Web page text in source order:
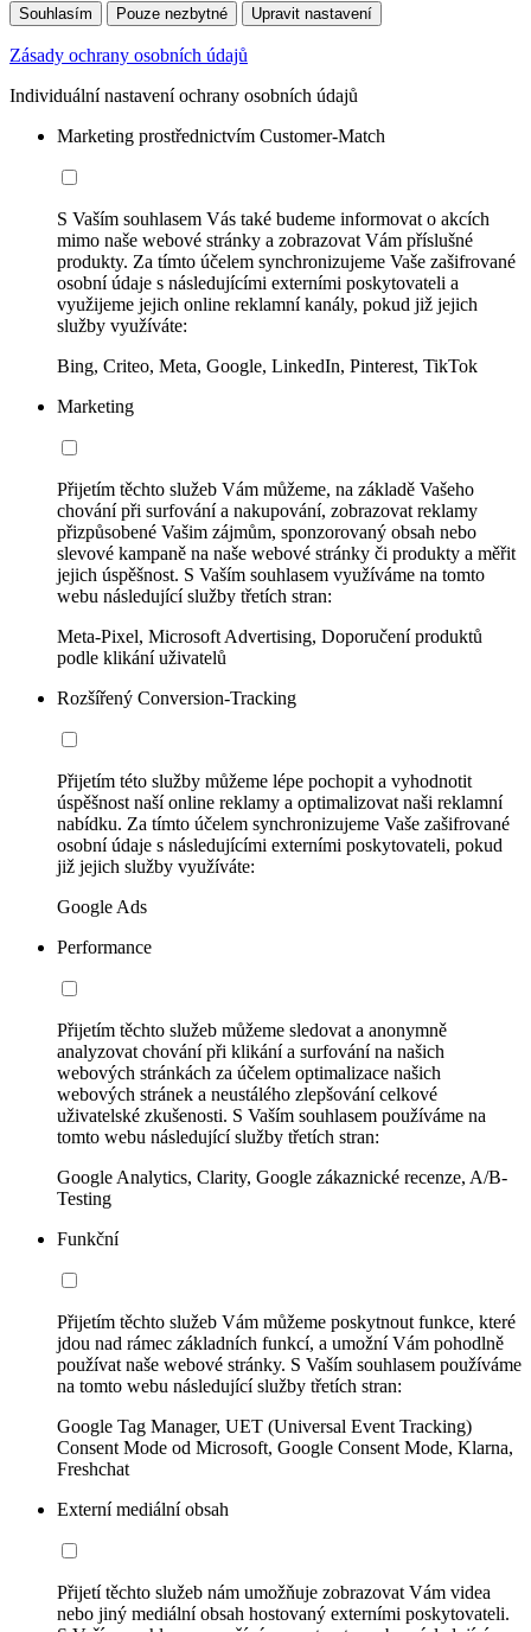
Souhlasím Pouze nezbytné Upravit nastavení
Zásady ochrany osobních údajů
Individuální nastavení ochrany osobních údajů
Marketing prostřednictvím Customer-Match
S Vaším souhlasem Vás také budeme informovat o akcích
mimo naše webové stránky a zobrazovat Vám příslušné
produkty. Za tímto účelem synchronizujeme Vaše zašifrované
osobní údaje s následujícími externími poskytovateli a
využijeme jejich online reklamní kanály, pokud již jejich
služby využíváte:
Bing, Criteo, Meta, Google, LinkedIn, Pinterest, TikTok
Marketing
Přijetím těchto služeb Vám můžeme, na základě Vašeho
chování při surfování a nakupování, zobrazovat reklamy
přizpůsobené Vašim zájmům, sponzorovaný obsah nebo
slevové kampaně na naše webové stránky či produkty a měřit
jejich úspěšnost. S Vaším souhlasem využíváme na tomto
webu následující služby třetích stran:
Meta-Pixel, Microsoft Advertising, Doporučení produktů
podle klikání uživatelů
Rozšířený Conversion-Tracking
Přijetím této služby můžeme lépe pochopit a vyhodnotit
úspěšnost naší online reklamy a optimalizovat naši reklamní
nabídku. Za tímto účelem synchronizujeme Vaše zašifrované
osobní údaje s následujícími externími poskytovateli, pokud
již jejich služby využíváte:
Google Ads
Performance
Přijetím těchto služeb můžeme sledovat a anonymně
analyzovat chování při klikání a surfování na našich
webových stránkách za účelem optimalizace našich
webových stránek a neustálého zlepšování celkové
uživatelské zkušenosti. S Vaším souhlasem používáme na
tomto webu následující služby třetích stran:
Google Analytics, Clarity, Google zákaznické recenze, A/B-
Testing
Funkční
Přijetím těchto služeb Vám můžeme poskytnout funkce, které
jdou nad rámec základních funkcí, a umožní Vám pohodlně
používat naše webové stránky. S Vaším souhlasem používáme
na tomto webu následující služby třetích stran:
Google Tag Manager, UET (Universal Event Tracking)
Consent Mode od Microsoft, Google Consent Mode, Klarna,
Freshchat
Externí mediální obsah
Přijetí těchto služeb nám umožňuje zobrazovat Vám videa
nebo jiný mediální obsah hostovaný externími poskytovateli.